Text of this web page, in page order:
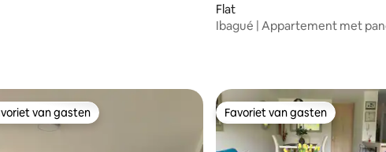
van 4,82 op 5, 153 recensies
Flat
Ibagué | Appartement met
van gasten
van gasten Favoriet van gasten
Favoriet van gasten